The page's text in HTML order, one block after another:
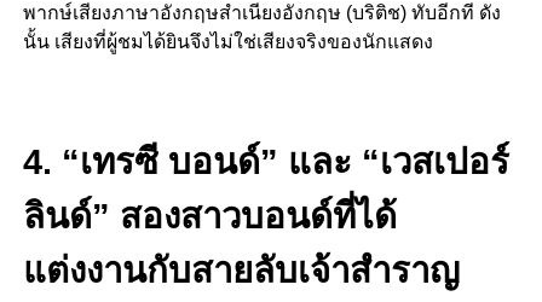
พากษ์เสียงภาษาอังกฤษสำเนียงอังกฤษ (บริติช) ทับอีกที ดัง
นั้น เสียงที่ผู้ชมได้ยินจึงไม่ใช่เสียงจริงของนักแสดง
4. “เทรซี บอนด์” และ “เวสเปอร์
ลินด์” สองสาวบอนด์ที่ได้
แต่งงานกับสายลับเจ้าสำราญ